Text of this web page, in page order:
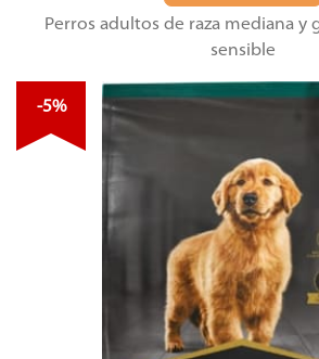
Perros adultos de raza mediana y
sensible
-5%